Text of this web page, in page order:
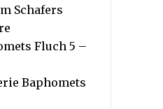
Schafers
Fluch 5 –
Baphomets